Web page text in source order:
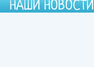
НАШИ НОВОСТИ